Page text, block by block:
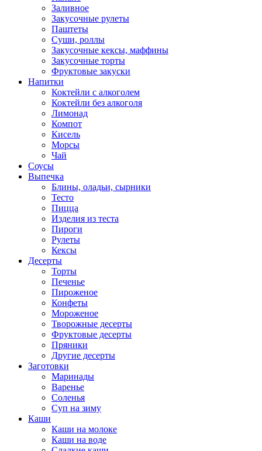
Заливное
Закусочные рулеты
Паштеты
Суши, роллы
Закусочные кексы, маффины
Закусочные торты
Фруктовые закуски
Напитки
Коктейли с алкоголем
Коктейли без алкоголя
Лимонад
Компот
Кисель
Морсы
Чай
Соусы
Выпечка
Блины, оладьи, сырники
Тесто
Пицца
Изделия из теста
Пироги
Рулеты
Кексы
Десерты
Торты
Печенье
Пироженое
Конфеты
Мороженое
Творожные десерты
Фруктовые десерты
Пряники
Другие десерты
Заготовки
Маринады
Варенье
Соленья
Суп на зиму
Каши
Каши на молоке
Каши на воде